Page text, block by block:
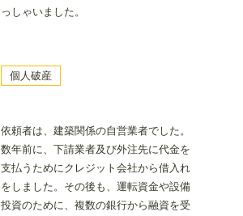
っしゃいました。
個人破産
依頼者は、建築関係の自営業者でした。
数年前に、下請業者及び外注先に代金を
支払うためにクレジット会社から借入れ
をしました。その後も、運転資金や設備
投資のために、複数の銀行から融資を受